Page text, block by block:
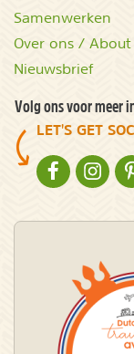
Samenwerken
Over ons / About
Nieuwsbrief
Volg ons voor meer
LET'S GET